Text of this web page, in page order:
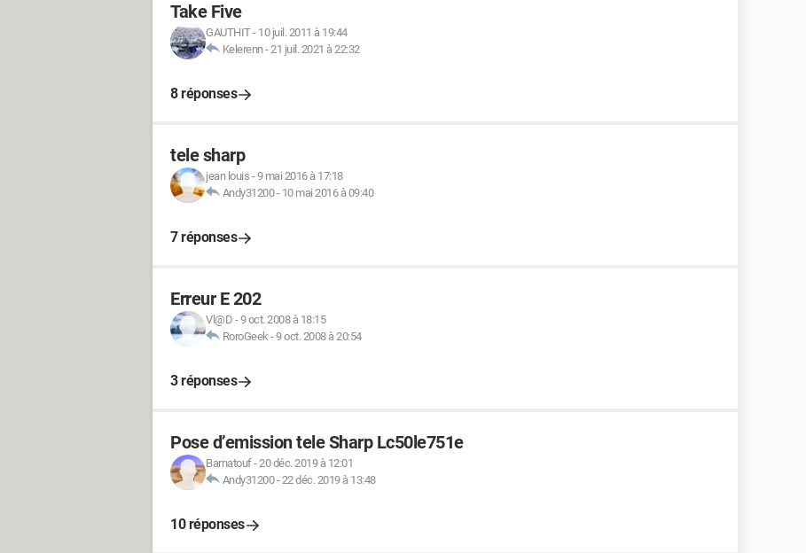
Take Five
GAUTHIT- 10 juil. 2011 à 19:44
Kelerenn-21 juil. 2021 à 22:32
8 réponses
tele sharp
jean louis -9 mai 2016 à 17:18
Andy31200- 10 mai 2016 à 09:40
7 réponses
Erreur E 202
Vl@D -9 oct. 2008 à 18:15
RoroGeek-9 oct. 2008 à 20:54
3 réponses
Pose d’emission tele Sharp Lc50le751e
Barnatouf-20 déc. 2019 à 12:01
Andy31200-22 déc. 2019 à 13:48
10 réponses